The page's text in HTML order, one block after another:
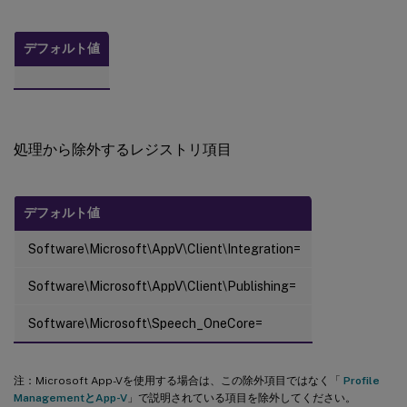
デフォルト値
処理から除外するレジストリ項目
デフォルト値
Software\Microsoft\AppV\Client\Integration=
Software\Microsoft\AppV\Client\Publishing=
Software\Microsoft\Speech_OneCore=
注：Microsoft App-Vを使用する場合は、この除外項目ではなく「 Profile
ManagementとApp-V 」で説明されている項目を除外してください。